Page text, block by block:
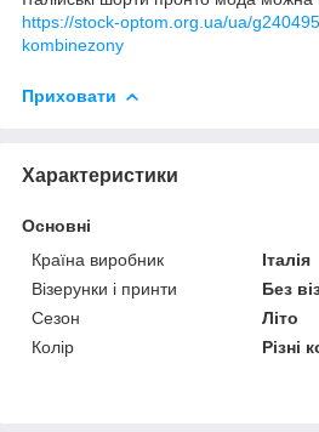
https://stock-optom.org.ua/ua/
kombinezony
Приховати
Характеристики
Основні
Країна виробник
Італія
Візерунки і принти
Без
Сезон
Літо
Колір
Різні